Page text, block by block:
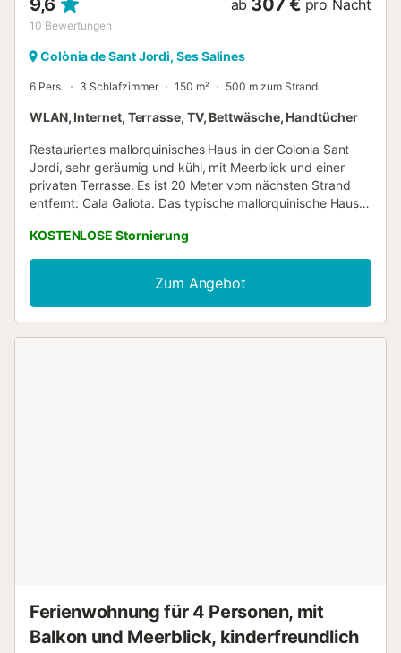
9,6
10 Bewertungen
ab 307 € pro Nacht
Colònia de Sant Jordi, Ses Salines
6 Pers. 3 Schlafzimmer 150 m² 500 m zum Strand
WLAN, Internet, Terrasse, TV, Bettwäsche, Handtücher
Restauriertes mallorquinisches Haus in der Colonia Sant
Jordi, sehr geräumig und kühl, mit Meerblick und einer
privaten Terrasse. Es ist 20 Meter vom nächsten Strand
entfernt: Cala Galiota. Das typische mallorquinische Haus
Mallorcas. Die Stadt liegt in der Nähe der besten Strände
der Insel, einschließlich des bekannten Strandes von Es
Trenc mit seinem wunderschönen weißen Sand und dem
türkisfarbenen Wasser. Das mit Charme komplett
renovierte Haus bietet einen herrlichen Blick auf Cala
KOSTENLOSE Stornierung
Zum Angebot
Ferienwohnung für 4 Personen, mit
Balkon und Meerblick, kinderfreundlich